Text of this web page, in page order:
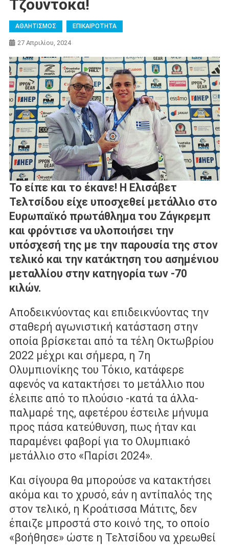
Τζουντόκα!
ΑΘΛΗΤΙΣΜΟΣ ΕΠΙΚΑΙΡΟΤΗΤΑ
27 Απριλίου, 2024
Το είπε και το έκανε! Η Ελισάβετ
Τελτσίδου είχε υποσχεθεί μετάλλιο στο
Ευρωπαϊκό πρωτάθλημα του Ζάγκρεμπ
και φρόντισε να υλοποιήσει την
υπόσχεσή της με την παρουσία της στον
τελικό και την κατάκτηση του ασημένιου
μεταλλίου στην κατηγορία των -70
κιλών.
Αποδεικνύοντας και επιδεικνύοντας την
σταθερή αγωνιστική κατάσταση στην
οποία βρίσκεται από τα τέλη Οκτωβρίου
2022 μέχρι και σήμερα, η 7η
Ολυμπιονίκης του Τόκιο, κατάφερε
αφενός να κατακτήσει το μετάλλιο που
έλειπε από το πλούσιο -κατά τα άλλα-
παλμαρέ της, αφετέρου έστειλε μήνυμα
προς πάσα κατεύθυνση, πως ήταν και
παραμένει φαβορί για το Ολυμπιακό
μετάλλιο στο «Παρίσι 2024».
Και σίγουρα θα μπορούσε να κατακτήσει
ακόμα και το χρυσό, εάν η αντίπαλός της
στον τελικό, η Κροάτισσα Μάτιτς, δεν
έπαιζε μπροστά στο κοινό της, το οποίο
«βοήθησε» ώστε η Τελτσίδου να χρεωθεί